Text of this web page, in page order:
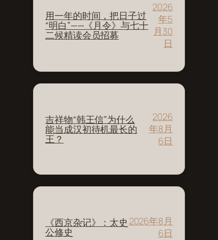
用一年的时间，把日子过
“明白”——《月令》与七十
二候精读会员招募
2026
年5
月30
日
吉祥物“韩王信”为什么
能当成汉初待机最长的
王？
2026
年8月
6日
《西京杂记》：太史
公修史
2026年8月
6日